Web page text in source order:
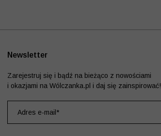
Newsletter
Zarejestruj się i bądź na bieżąco z nowościami
i okazjami na Wólczanka.pl i daj się zainspirować!